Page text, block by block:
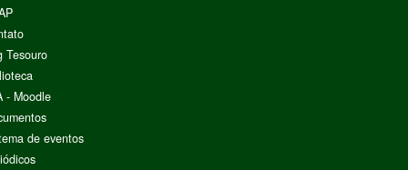
Tesouro
- Moodle
de eventos